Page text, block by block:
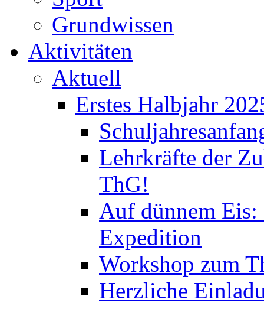
Grundwissen
Aktivitäten
Aktuell
Erstes Halbjahr
Lehrkräfte der
ThG!
Auf dünnem
Expedition
Workshop zum
Herzliche